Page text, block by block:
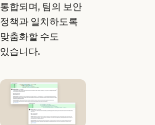
통합되며, 팀의 보안
정책과 일치하도록
맞춤화할 수도
있습니다.